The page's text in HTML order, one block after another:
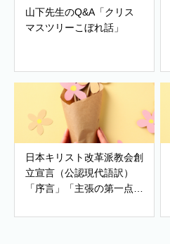
山下先生のQ&A「クリス
マスツリーこぼれ話」
日本キリスト改革派教会創
立宣言（公認現代語訳）
「序言」「主張の第一点～
「主張の第ニ点～信仰告